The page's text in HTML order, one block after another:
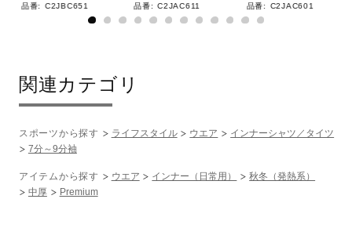
品番: C2JBC651 品番: C2JAC611 品番: C2JAC601
関連カテゴリ
スポーツから探す ライフスタイル ウエア
インナーシャツ／タイツ
7分～9分袖
アイテムから探す ウエア インナー（日常用）
秋冬（発熱系）
中厚
Premium